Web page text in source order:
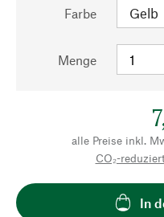
Farbe
Menge
alle Preise inkl.
CO₂-
In